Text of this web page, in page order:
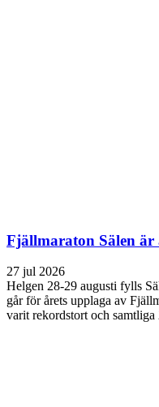
Fjällmaraton Sälen är
27 jul 2026
Helgen 28-29 augusti fylls
går för årets upplaga av
varit rekordstort och